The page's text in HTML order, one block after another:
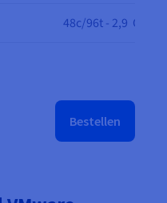
48c/96t - 2,9 GHz
Bestellen